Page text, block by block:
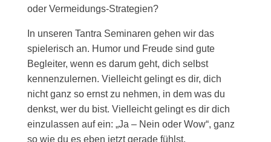
oder Vermeidungs-Strategien?
In unseren Tantra Seminaren gehen wir das
spielerisch an. Humor und Freude sind gute
Begleiter, wenn es darum geht, dich selbst
kennenzulernen. Vielleicht gelingt es dir, dich
nicht ganz so ernst zu nehmen, in dem was du
denkst, wer du bist. Vielleicht gelingt es dir dich
einzulassen auf ein: „Ja – Nein oder Wow“, ganz
so wie du es eben jetzt gerade fühlst.